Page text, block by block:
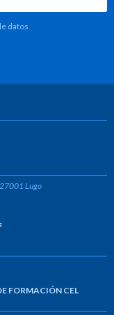
datos
Lugo
FORMACIÓN CEL